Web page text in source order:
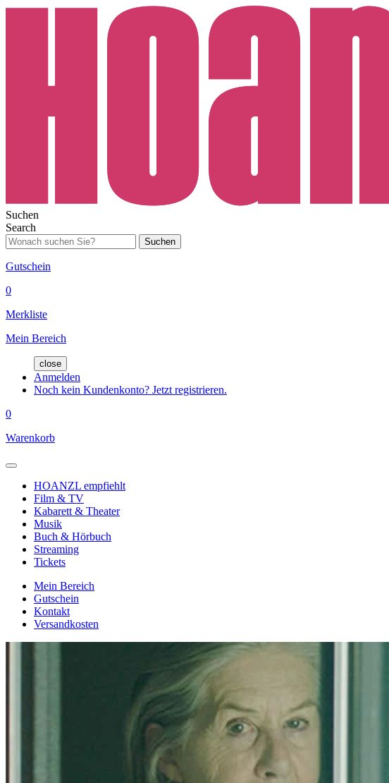
Suchen
Search
Suchen
Gutschein
0
Merkliste
Mein Bereich
close
Anmelden
Noch kein Kundenkonto? Jetzt registrieren.
0
Warenkorb
HOANZL empfiehlt
Film & TV
Kabarett & Theater
Musik
Buch & Hörbuch
Streaming
Tickets
Mein Bereich
Gutschein
Kontakt
Versandkosten